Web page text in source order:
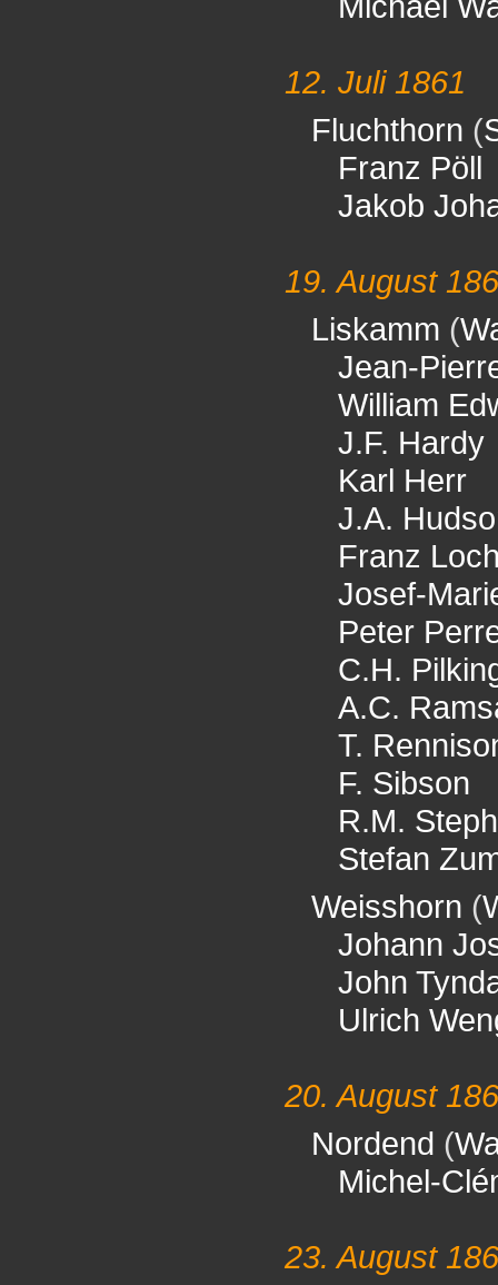
12. Juli 1861
Fluchthorn (
Franz Pöll
Jakob
19. August
Liskamm (
Jean-
William
J.F. Hardy
Karl Herr
J.A.
Franz
Josef-
Peter
C.H.
A.C.
T.
F. Sibson
R.M.
Stefan
Weisshorn (
Johann
John
Ulrich
20. August
Nordend (
Michel-
23. August